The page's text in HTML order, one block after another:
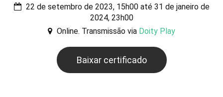
22 de setembro de 2023, 15h00 até 31 de janeiro de
2024, 23h00
Online. Transmissão via Doity Play
Baixar certificado